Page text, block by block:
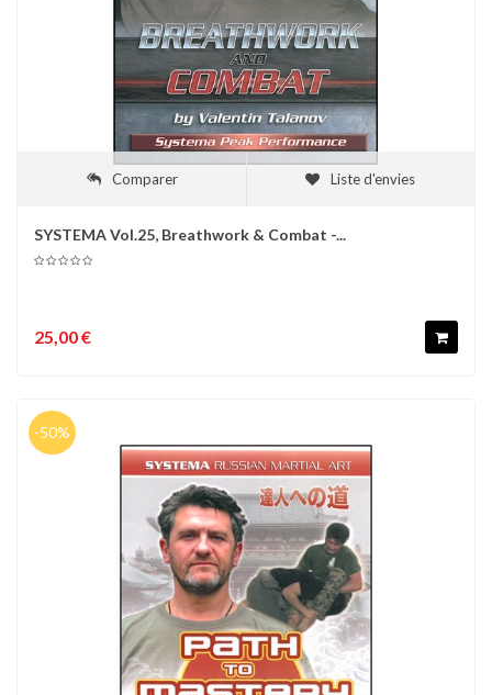
Comparer Liste d'envies
SYSTEMA Vol.25, Breathwork & Combat -...
25,00 €
-50%